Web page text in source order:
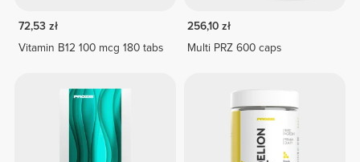
72,53 zł
Vitamin B12 100 mcg 180 tabs
256,10 zł
Multi PRZ 600 caps